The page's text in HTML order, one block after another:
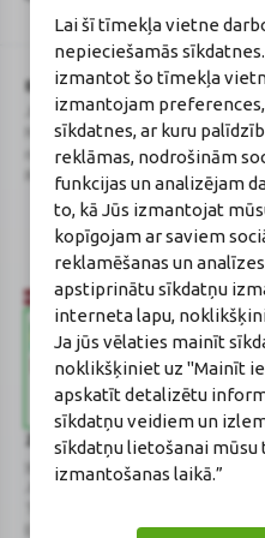
Lai šī tīmekļa vietne
nepieciešamās
izmantot šo tīmekļa
izmantojam
sīkdatnes, ar kuru
reklāmas, nodrošinām
funkcijas un analizējam
to, kā Jūs izmantojat
kopīgojam ar saviem
reklamēšanas un
apstiprinātu sīkdatņu
interneta lapu,
Ja jūs vēlaties mainīt
noklikšķiniet uz "Mainīt
apskatīt detalizētu
sīkdatņu veidiem un
sīkdatņu lietošanai
izmantošanas laikā.”
Google
reCAPTCHA
BENU Aptieka Latvija, SIA
Juridiskā adrese / Faktiskā adrese:
Noliktavu iela 5, Dreiliņi, Stopiņu
novads, LV-2130
Reģistrācijas Nr.: 40003252167
Zāļu valsts aģentūra
www.zva.gov.lv
E-pasts: info@zva.gov.lv